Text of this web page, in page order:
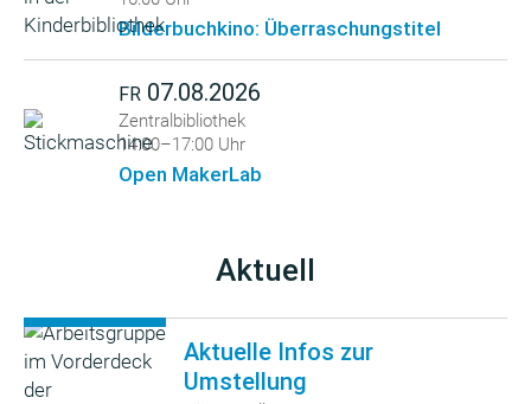
Bilderbuchkino: Überraschungstitel
FR 07.08.2026
Zentralbibliothek
14:00–17:00 Uhr
Open MakerLab
Aktuell
Aktuelle Infos zur
Umstellung